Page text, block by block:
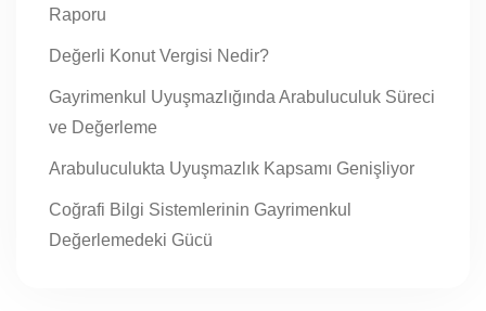
Raporu
Değerli Konut Vergisi Nedir?
Gayrimenkul Uyuşmazlığında Arabuluculuk Süreci
ve Değerleme
Arabuluculukta Uyuşmazlık Kapsamı Genişliyor
Coğrafi Bilgi Sistemlerinin Gayrimenkul
Değerlemedeki Gücü